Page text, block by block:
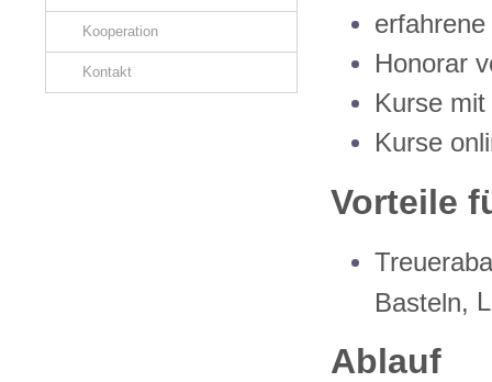
Kooperation
Kontakt
Honorar
Kurse
Kurse
Vorteile
Basteln,
Ablauf